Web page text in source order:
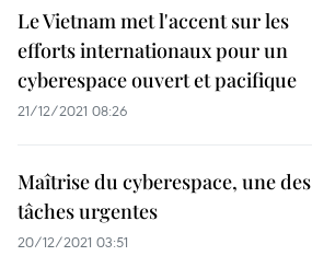
Le Vietnam met l'accent sur les
efforts internationaux pour un
cyberespace ouvert et pacifique
21/12/2021 08:26
Maîtrise du cyberespace, une des
tâches urgentes
20/12/2021 03:51